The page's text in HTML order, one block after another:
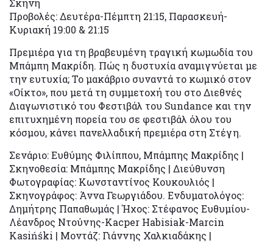
Σκηνή
Προβολές: Δευτέρα-Πέμπτη 21:15, Παρασκευή-
Κυριακή 19:00 & 21:15
Πρεμιέρα για τη βραβευμένη τραγική κωμωδία του
Μπάμπη Μακρίδη. Πώς η δυστυχία αναμιγνύεται με
την ευτυχία; Το μακάβριο συναντά το κωμικό στον
«Οίκτο», που μετά τη συμμετοχή του στο Διεθνές
Διαγωνιστικό του Φεστιβάλ του Sundance και την
επιτυχημένη πορεία του σε φεστιβάλ όλου του
κόσμου, κάνει πανελλαδική πρεμιέρα στη Στέγη.
Σενάριο: Ευθύμης Φιλίππου, Μπάμπης Μακρίδης |
Σκηνοθεσία: Μπάμπης Μακρίδης | Διεύθυνση
Φωτογραφίας: Κωνσταντίνος Κουκουλιός |
Σκηνογράφος: Άννα Γεωργιάδου. Ενδυματολόγος:
Δημήτρης Παπαθωμάς | Ήχος: Στέφανος Ευθυμίου-
Λέανδρος Ντούνης-Kacper Habisiak-Marcin
Kasińśki | Μοντάζ: Γιάννης Χαλκιαδάκης |